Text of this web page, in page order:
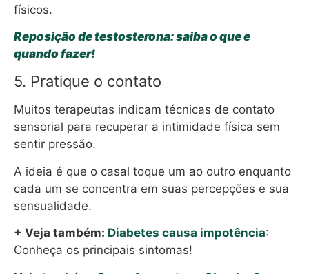
físicos.
Reposição de testosterona: saiba o que e
quando fazer!
5. Pratique o contato
Muitos terapeutas indicam técnicas de contato
sensorial para recuperar a intimidade física sem
sentir pressão.
A ideia é que o casal toque um ao outro enquanto
cada um se concentra em suas percepções e sua
sensualidade.
+ Veja também: Diabetes causa impotência:
Conheça os principais sintomas!